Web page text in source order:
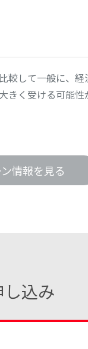
して一般に、
く受ける可能
情報を見る
込み